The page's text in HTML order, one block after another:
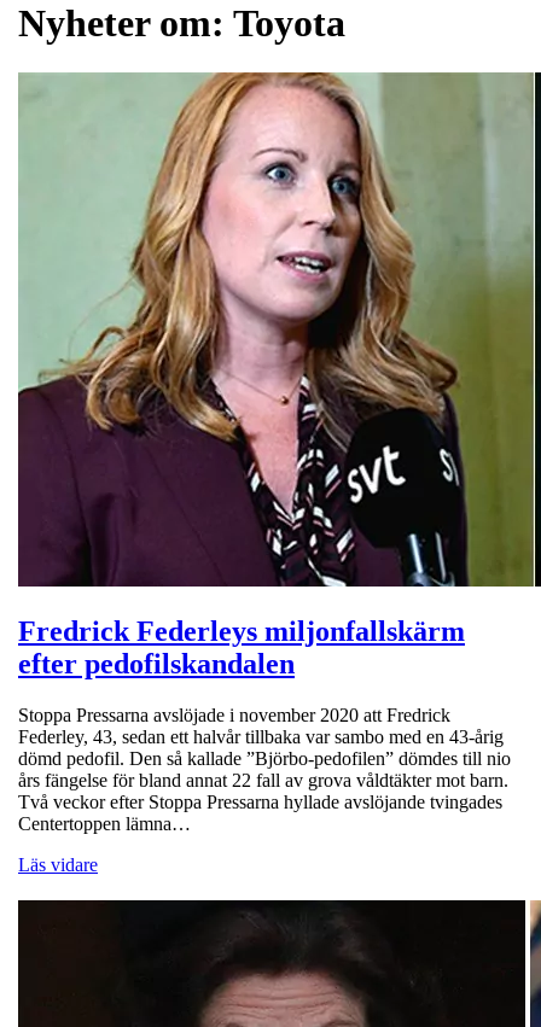
Nyheter om: Toyota
Fredrick Federleys miljonfallskärm
efter pedofilskandalen
Stoppa Pressarna avslöjade i november 2020 att Fredrick
Federley, 43, sedan ett halvår tillbaka var sambo med en 43-årig
dömd pedofil. Den så kallade ”Björbo-pedofilen” dömdes till nio
års fängelse för bland annat 22 fall av grova våldtäkter mot barn.
Två veckor efter Stoppa Pressarna hyllade avslöjande tvingades
Centertoppen lämna…
Läs vidare